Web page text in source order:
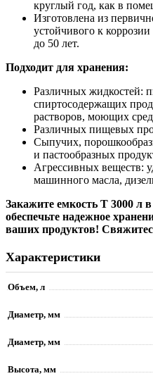
круглый год, как в
Изготовлена из
устойчивого к
до 50 лет.
Подходит для хранения:
Различных жидкостей:
спиртосодержащих
растворов, моющих
Различных пищевых
Сыпучих,
и пастообразных
Агрессивных веществ:
машинного масла,
Закажите емкость T 3000 л
обеспечьте надежное
ваших продуктов!
Характеристики
Объем, л
Диаметр, мм
Диаметр, мм
Высота, мм